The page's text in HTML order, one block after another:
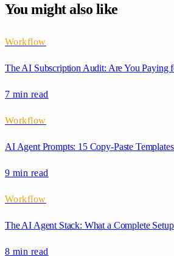
You might also like
Workflow
The AI Subscription Audit: Are You Paying
7 min read
Workflow
AI Agent Prompts: 15 Copy-Paste
9 min read
Workflow
The AI Agent Stack: What a Complete
8 min read